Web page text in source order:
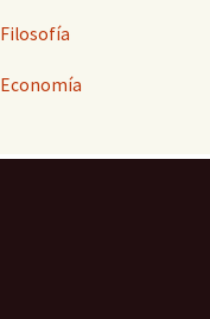
Filosofía
Economía